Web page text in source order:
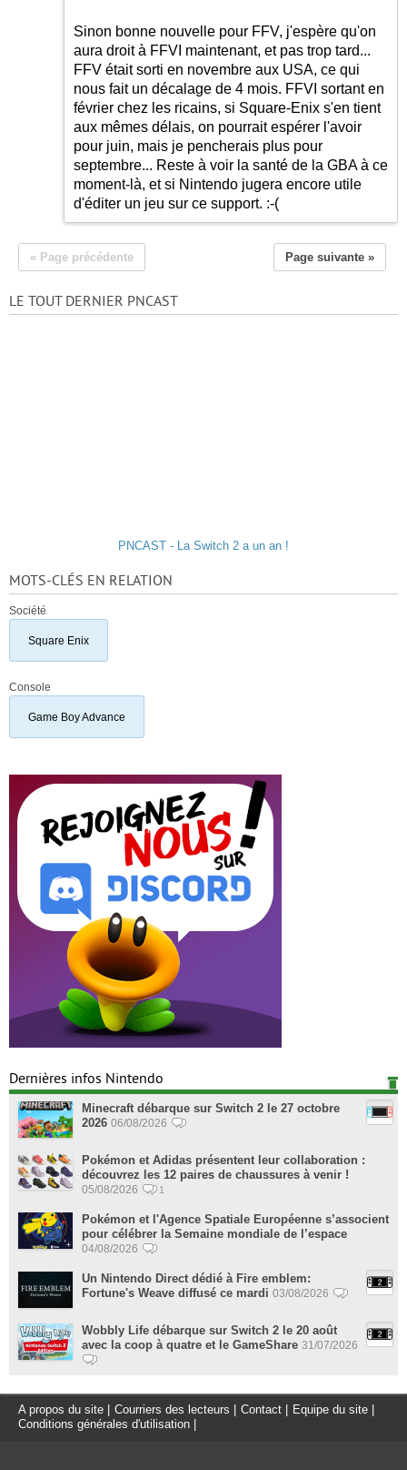
Sinon bonne nouvelle pour FFV, j'espère qu'on
aura droit à FFVI maintenant, et pas trop tard...
FFV était sorti en novembre aux USA, ce qui
nous fait un décalage de 4 mois. FFVI sortant en
février chez les ricains, si Square-Enix s'en tient
aux mêmes délais, on pourrait espérer l'avoir
pour juin, mais je pencherais plus pour
septembre... Reste à voir la santé de la GBA à ce
moment-là, et si Nintendo jugera encore utile
d'éditer un jeu sur ce support. :-(
« Page précédente Page suivante »
LE TOUT DERNIER PNCAST
PNCAST - La Switch 2 a un an !
MOTS-CLÉS EN RELATION
Société
Square Enix
Console
Game Boy Advance
Dernières infos Nintendo
Minecraft débarque sur Switch 2 le 27 octobre
2026 06/08/2026
Pokémon et Adidas présentent leur collaboration :
découvrez les 12 paires de chaussures à venir !
05/08/2026 1
Pokémon et l'Agence Spatiale Européenne s’associent
pour célébrer la Semaine mondiale de l’espace
04/08/2026
Un Nintendo Direct dédié à Fire emblem:
Fortune's Weave diffusé ce mardi 03/08/2026
Wobbly Life débarque sur Switch 2 le 20 août
avec la coop à quatre et le GameShare 31/07/2026
A propos du site Courriers des lecteurs Contact Equipe du site
Conditions générales d'utilisation